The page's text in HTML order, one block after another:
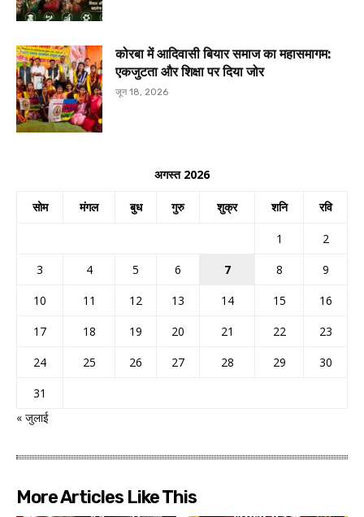
कोरबा में आदिवासी बियार समाज का महासमागम:
एकजुटता और शिक्षा पर दिया जोर
जून 18, 2026
अगस्त 2026
सोम मंगल बुध गुरु शुक्र शनि रवि
1
2
3
4 5 6 7 8
9
10
11 12 13 14 15
16
17
18 19 20 21 22
23
24
25 26 27 28 29
30
31
« जुलाई
More Articles Like This